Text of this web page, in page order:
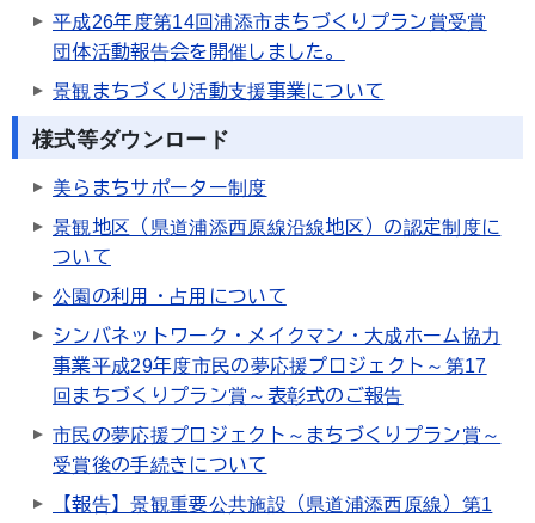
平成26年度第14回浦添市まちづくりプラン賞受賞
団体活動報告会を開催しました。
景観まちづくり活動支援事業について
様式等ダウンロード
美らまちサポーター制度
景観地区（県道浦添西原線沿線地区）の認定制度に
ついて
公園の利用・占用について
シンバネットワーク・メイクマン・大成ホーム協力
事業平成29年度市民の夢応援プロジェクト～第17
回まちづくりプラン賞～表彰式のご報告
市民の夢応援プロジェクト～まちづくりプラン賞～
受賞後の手続きについて
【報告】景観重要公共施設（県道浦添西原線）第1